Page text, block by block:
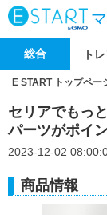
総合 ト
E START トップペー
セリアでもっ
パーツがポイ
2023-12-02
商品情報